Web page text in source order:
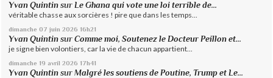
Yvan Quintin surLe Ghana qui vote une loi terrible de...
véritable chasse aux sorcières ! pire que dans les temps...
dimanche 07 juin 2026 16h21
Yvan Quintin surComme moi, Soutenez le Docteur Peillon et...
je signe bien volontiers, car la vie de chacun appartient...
dimanche 19 avril 2026 17h41
Yvan Quintin surMalgré les soutiens de Poutine, Trump et Le...